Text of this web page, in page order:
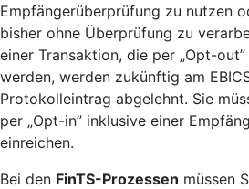
Empfängerüberprüfung zu nutzen
bisher ohne Überprüfung zu
einer Transaktion, die per „Opt-
werden, werden zukünftig am
Protokolleintrag abgelehnt. Sie
per „Opt-in” inklusive einer
einreichen.
Bei den FinTS-Prozessen müssen